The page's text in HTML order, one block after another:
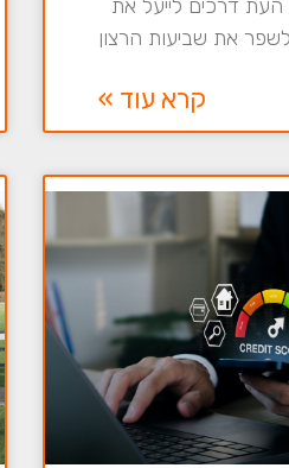
דרכים לייעל את
את שביעות הרצון
קרא עוד »